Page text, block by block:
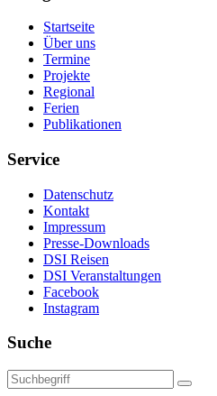
Startseite
Über uns
Termine
Projekte
Regional
Ferien
Publikationen
Service
Datenschutz
Kontakt
Impressum
Presse-Downloads
DSI Reisen
DSI Veranstaltungen
Facebook
Instagram
Suche